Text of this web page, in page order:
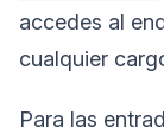
accedes al
cualquier
Para las